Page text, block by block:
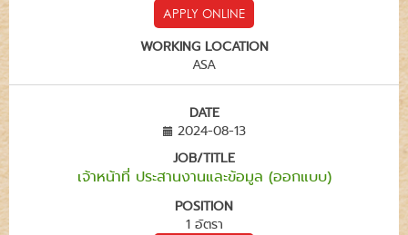
APPLY ONLINE
WORKING LOCATION
ASA
DATE
2024-08-13
JOB/TITLE
เจ้าหน้าที่ ประสานงานและข้อมูล (ออกแบบ)
POSITION
1 อัตรา